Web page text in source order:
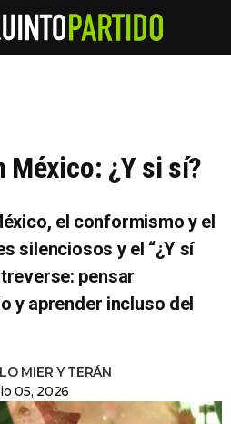
México: ¿Y si sí?
el conformismo y el
silenciosos y el “¿Y sí
pensar
y aprender incluso del
MIER Y TERÁN
05, 2026